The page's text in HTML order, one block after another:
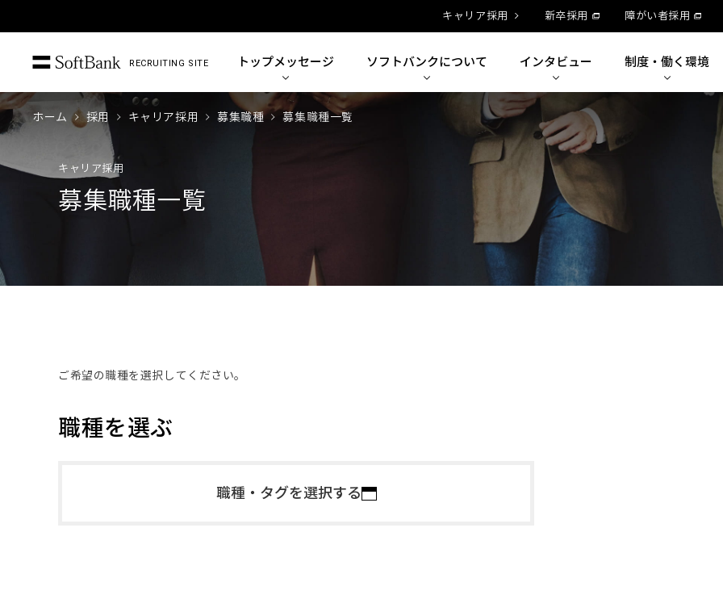
キャリア採用 新卒採用 障がい者採用
RECRUITING SITE トップメッセージ ソフトバンクについて インタビュー 制度・ 働く環境
ホーム 採用 キャリア採用 募集職種 募集職種一覧
キャリア採用
募集職種一覧
ご希望の職種を選択してください。
職種を選ぶ
職種・タグを選択する